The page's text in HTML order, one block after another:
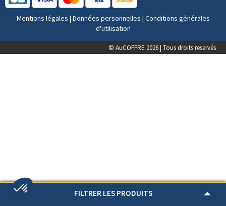
FILTRER LES PRODUITS
Mentions légales | Données personnelles | Conditions générales
d'utilisation
© AuCOFFRE 2026 | Tous droits reservés